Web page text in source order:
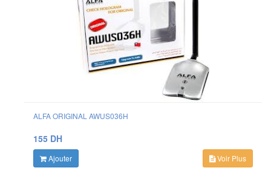
ALFA ORIGINAL AWUS036H
155 DH
Ajouter Voir Plus